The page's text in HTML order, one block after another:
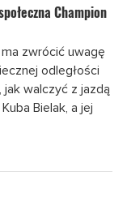
Champion
ma zwrócić uwagę
odległości
walczyć z jazdą
Bielak, a jej